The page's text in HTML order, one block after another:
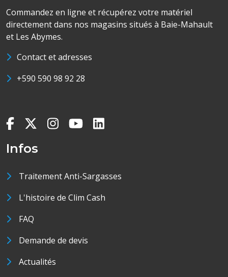
Commandez en ligne et récupérez votre matériel
directement dans nos magasins situés à Baie-Mahault
et Les Abymes.
Contact et adresses
+590 590 98 92 28
Infos
Traitement Anti-Sargasses
L'histoire de Clim Cash
FAQ
Demande de devis
Actualités